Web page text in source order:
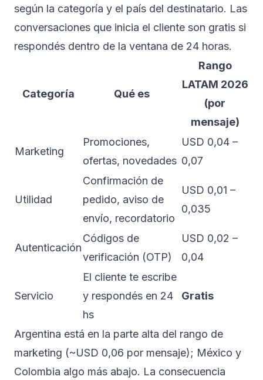
según la categoría y el país del destinatario. Las
conversaciones que inicia el cliente son gratis si
respondés dentro de la ventana de 24 horas.
Categoría Qué es
Rango
LATAM 2026
(por
mensaje)
Marketing
Promociones,
ofertas, novedades
USD 0,04 –
0,07
Utilidad
Confirmación de
pedido, aviso de
envío, recordatorio
USD 0,01 –
0,035
Autenticación
Códigos de
verificación (OTP)
USD 0,02 –
0,04
Servicio
El cliente te escribe
y respondés en 24
hs
Gratis
Argentina está en la parte alta del rango de
marketing (~USD 0,06 por mensaje); México y
Colombia algo más abajo. La consecuencia